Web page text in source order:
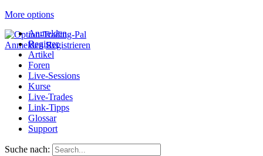
More options
Anmelden Registrieren
Anmelden
Register
Artikel
Foren
Live-Sessions
Kurse
Live-Trades
Link-Tipps
Glossar
Support
Suche nach: